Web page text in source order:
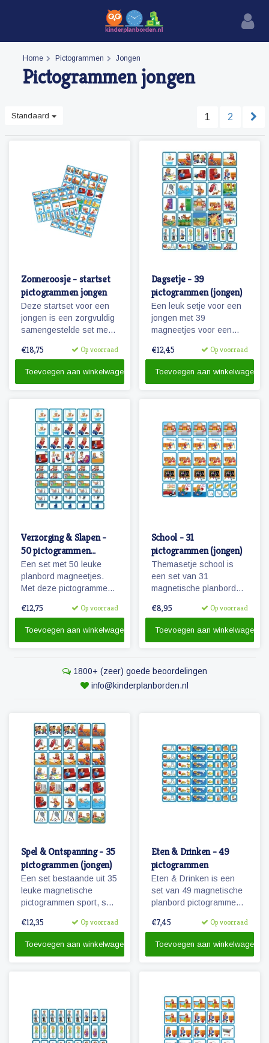
Home Pictogrammen Jongen
Pictogrammen jongen
Standaard 1 2
Zonneroosje - startset
pictogrammen jongen
Deze startset voor een
jongen is een zorgvuldig
samengestelde set met
pictogrammen voor
€18,75 Op voorraad
Toevoegen aan winkelwagen
Dagsetje - 39
pictogrammen (jongen)
Een leuk setje voor een
jongen met 39
magneetjes voor een
magneetjes voor school,
natuurlijk ook sport, spel
€12,45 Op voorraad
Toevoegen aan winkelwagen
Verzorging & Slapen -
50 pictogrammen
(jongen)
Een set met 50 leuke
planbord magneetjes.
Met deze pictogrammen
ochtendritueel inzichtelijk
aan de tandarts of
€12,75 Op voorraad
Toevoegen aan winkelwagen
School - 31
pictogrammen (jongen)
Themasetje school is
een set van 31
magnetische planbord
kinderen en omvat o.a.
schoolreisje.
€8,95 Op voorraad
Toevoegen aan winkelwagen
1800+ (zeer) goede beoordelingen
info@kinderplanborden.nl
Spel & Ontspanning - 35
pictogrammen (jongen)
Een set bestaande uit 35
leuke magnetische
pictogrammen sport, spel
Wanneer je zwemles
planbord!
€12,35 Op voorraad
Toevoegen aan winkelwagen
Eten & Drinken - 49
pictogrammen
Eten & Drinken is een
set van 49 magnetische
planbord pictogrammen
€7,45 Op voorraad
Toevoegen aan winkelwagen